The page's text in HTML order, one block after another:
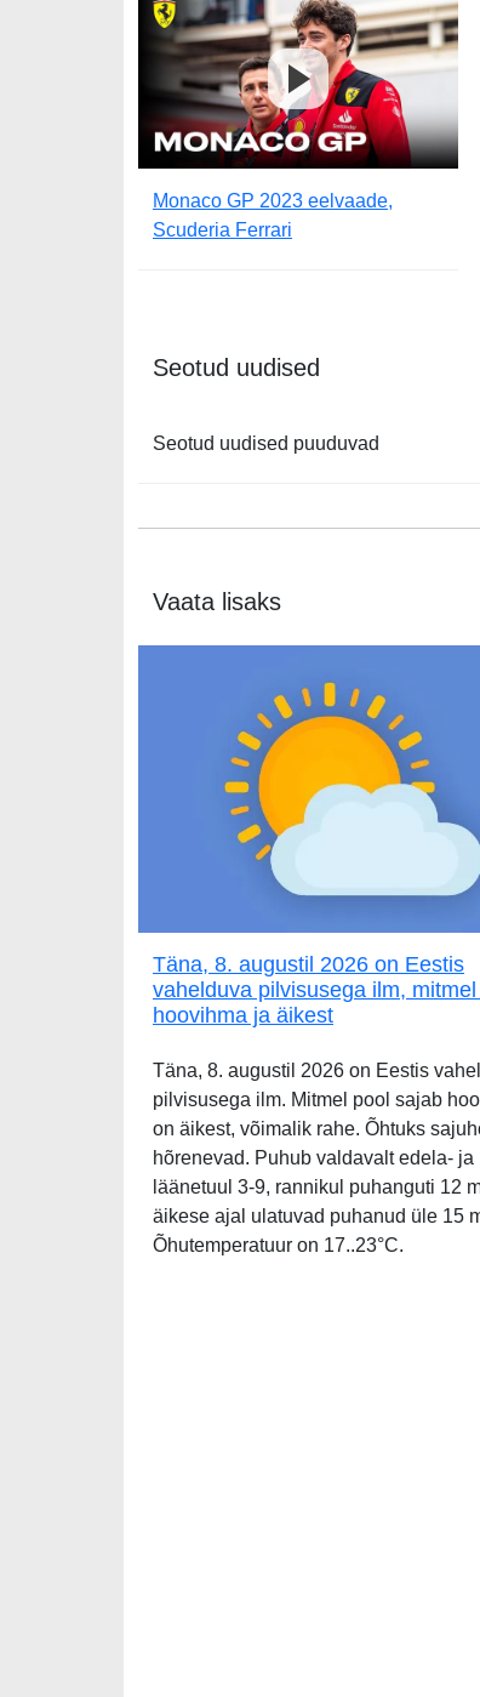
Monaco GP 2023 eelvaade,
Scuderia Ferrari
Seotud uudised
Seotud uudised puuduvad
Vaata lisaks
Täna, 8. augustil 2026 on Eestis
vahelduva pilvisusega ilm, mitmel
hoovihma ja äikest
Täna, 8. augustil 2026 on Eestis
pilvisusega ilm. Mitmel pool sajab
on äikest, võimalik rahe. Õhtuks
hõrenevad. Puhub valdavalt edela- ja
läänetuul 3-9, rannikul puhanguti 12
äikese ajal ulatuvad puhanud üle 15
Õhutemperatuur on 17..23°C.